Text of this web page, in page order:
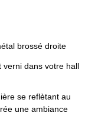
brossé droite
verni dans votre hall
se reflètant au
une ambiance